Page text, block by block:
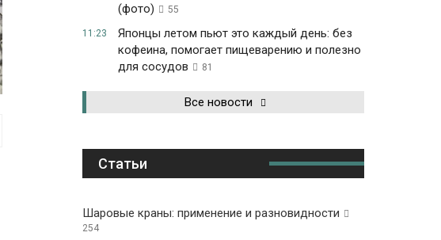
(фото)
55
11:23
Японцы летом пьют это каждый день: без
кофеина, помогает пищеварению и полезно
для сосудов
81
Все новости
Статьи
Шаровые краны: применение и разновидности
254